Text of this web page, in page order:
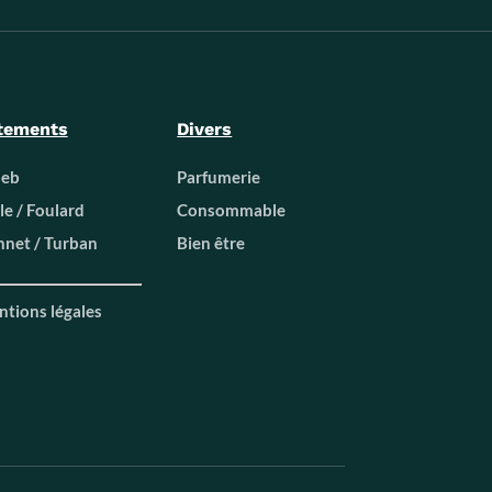
/ Foulard
/ Turban
légales
Divers
Parfumerie
Consommable
Bien être